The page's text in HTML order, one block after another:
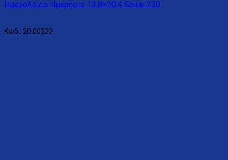
Ημερολόγιο Ημερήσιο 13.8×20.4 Spiral 230
Κωδ.: 20.00233